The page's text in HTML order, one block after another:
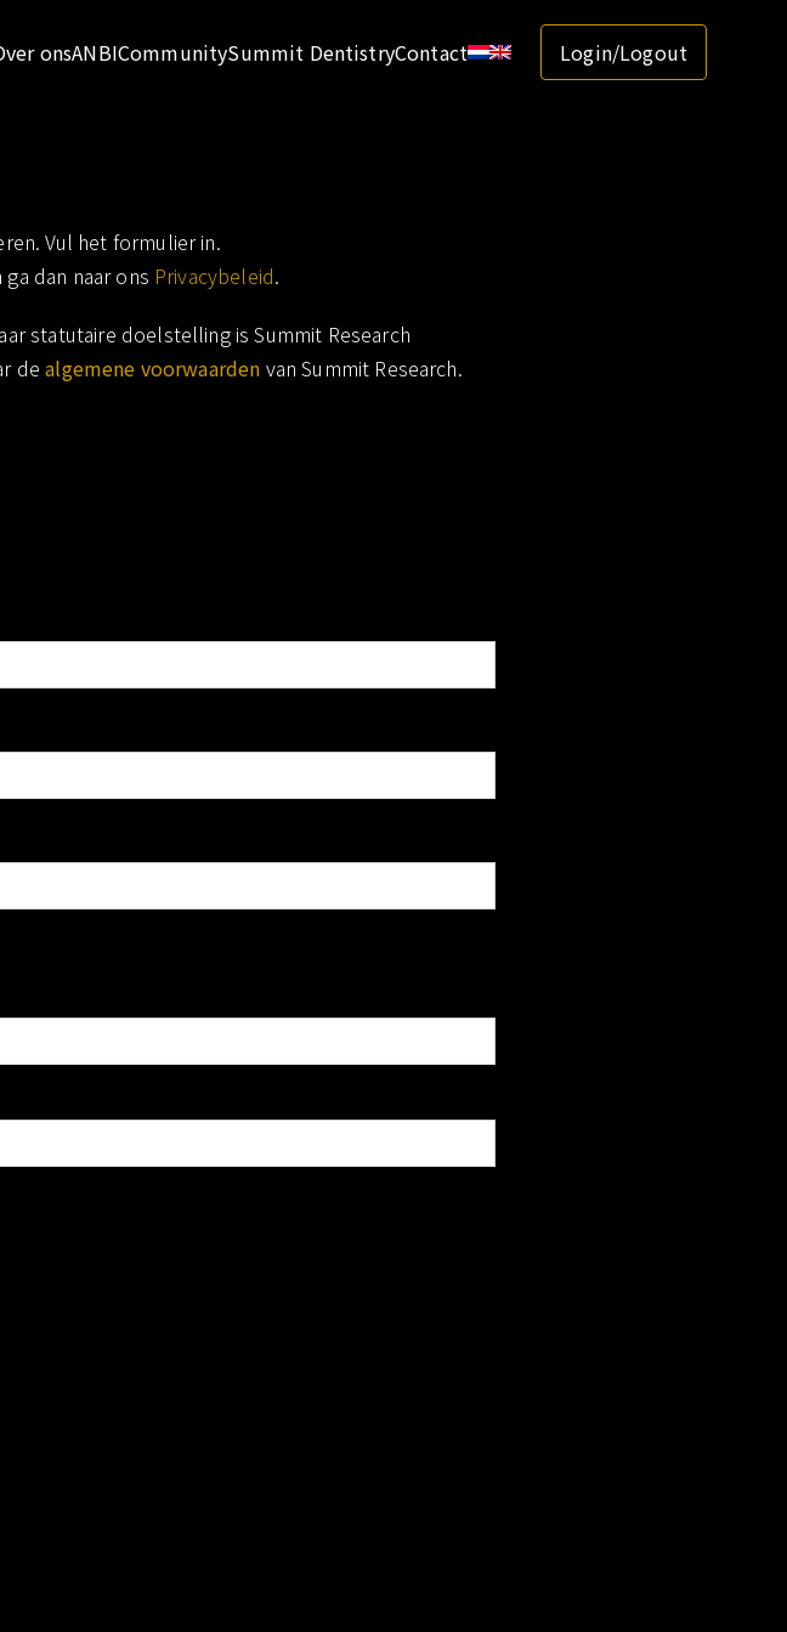
onsANBICommunitySummit DentistryContact Login/Logout
Vul het formulier in.
dan naar ons Privacybeleid.
statutaire doelstelling is Summit Research
dealgemene voorwaarden van Summit Research.